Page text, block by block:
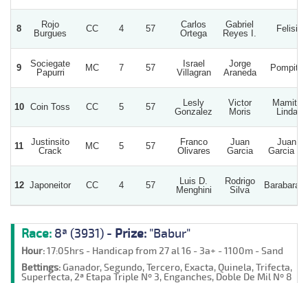
8
Rojo
Burgues
CC 4 57
Carlos
Ortega
Gabriel
Reyes I.
Felisi
9
Sociegate
Papurri
MC 7 57
Israel
Villagran
Jorge
Araneda
Pompita
10 Coin Toss CC 5 57
Lesly
Gonzalez
Victor
Moris
Mamita
Linda
11
Justinsito
Crack
MC 5 57
Franco
Olivares
Juan
Garcia
Juan
Garcia V.
12 Japoneitor CC 4 57
Luis D.
Menghini
Rodrigo
Silva
Race: 8ª (3931) - Prize: "Babur"
Hour:17:05hrs - Handicap from 27 al 16 - 3a+ - 1100m - Sand
Bettings:Ganador, Segundo, Tercero, Exacta, Quinela, Trifecta,
Superfecta, 2ª Etapa Triple Nº 3, Enganches, Doble De Mil Nº 8